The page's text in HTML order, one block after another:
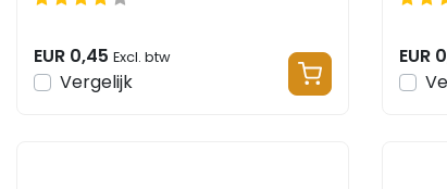
EUR 0,45 Excl. btw
Vergelijk
EUR